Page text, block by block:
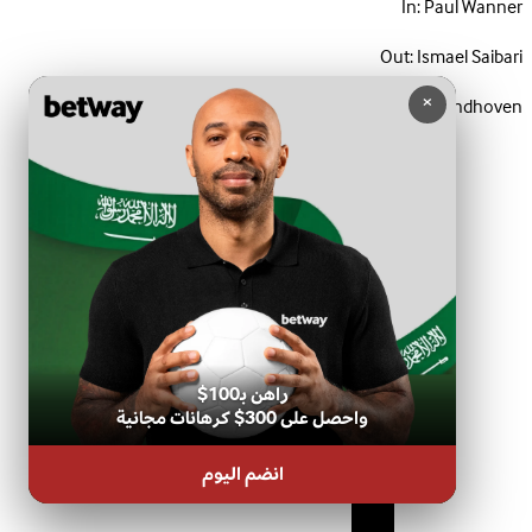
In:Paul Wanner
Out:Ismael Saibari
PSV Eindhoven · تبديل
×
راهن بـ100$
واحصل على 300$ كرهانات مجانية
انضم اليوم